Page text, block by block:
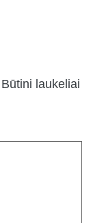
Būtini laukeliai